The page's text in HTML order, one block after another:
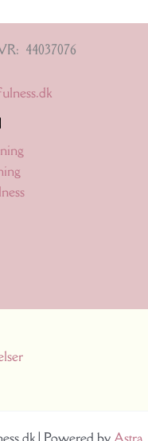
44037076